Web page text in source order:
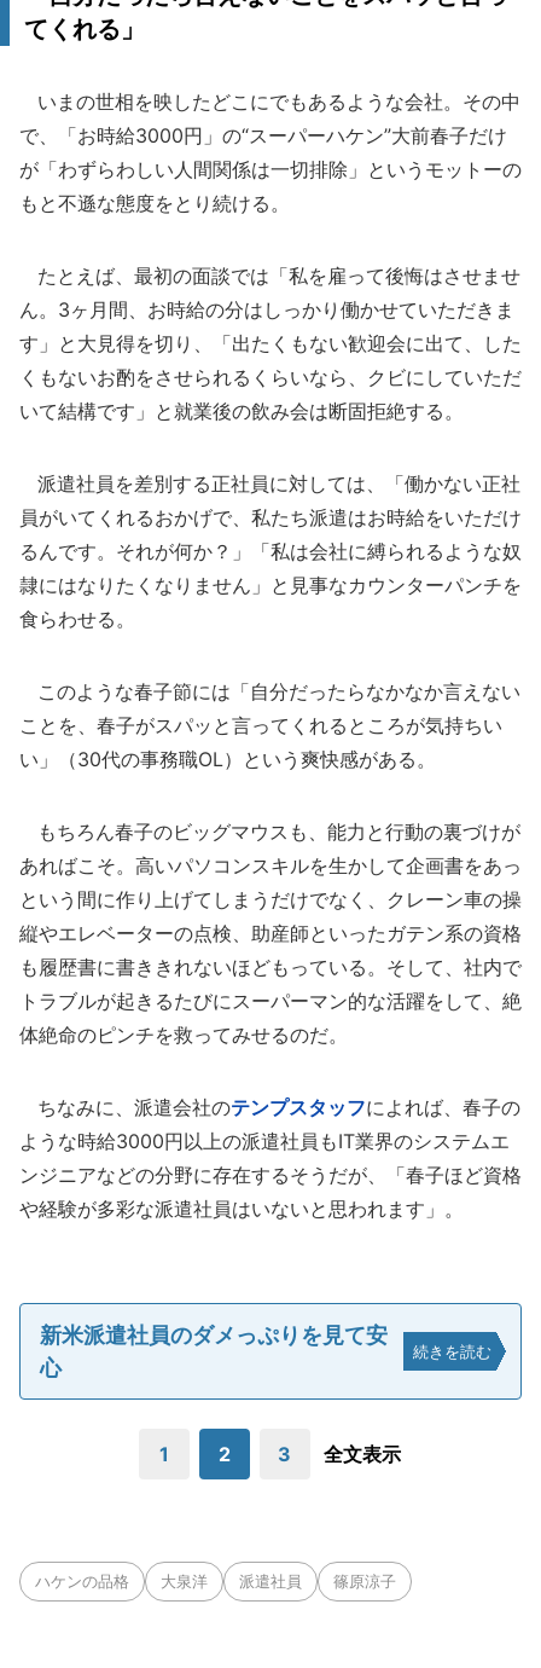
てくれる」
いまの世相を映したどこにでもあるような会社。その中
で、「お時給3000円」の“スーパーハケン”大前春子だけ
が「わずらわしい人間関係は一切排除」というモットーの
もと不遜な態度をとり続ける。
たとえば、最初の面談では「私を雇って後悔はさせませ
ん。3ヶ月間、お時給の分はしっかり働かせていただきま
す」と大見得を切り、「出たくもない歓迎会に出て、した
くもないお酌をさせられるくらいなら、クビにしていただ
いて結構です」と就業後の飲み会は断固拒絶する。
派遣社員を差別する正社員に対しては、「働かない正社
員がいてくれるおかげで、私たち派遣はお時給をいただけ
るんです。それが何か？」「私は会社に縛られるような奴
隷にはなりたくなりません」と見事なカウンターパンチを
食らわせる。
このような春子節には「自分だったらなかなか言えない
ことを、春子がスパッと言ってくれるところが気持ちい
い」（30代の事務職OL）という爽快感がある。
もちろん春子のビッグマウスも、能力と行動の裏づけが
あればこそ。高いパソコンスキルを生かして企画書をあっ
という間に作り上げてしまうだけでなく、クレーン車の操
縦やエレベーターの点検、助産師といったガテン系の資格
も履歴書に書ききれないほどもっている。そして、社内で
トラブルが起きるたびにスーパーマン的な活躍をして、絶
体絶命のピンチを救ってみせるのだ。
ちなみに、派遣会社のテンプスタッフによれば、春子の
ような時給3000円以上の派遣社員もIT業界のシステムエ
ンジニアなどの分野に存在するそうだが、「春子ほど資格
や経験が多彩な派遣社員はいないと思われます」。
新米派遣社員のダメっぷりを見て安
心
続きを読む
1 2 3 全文表示
ハケンの品格 大泉洋 派遣社員 篠原涼子